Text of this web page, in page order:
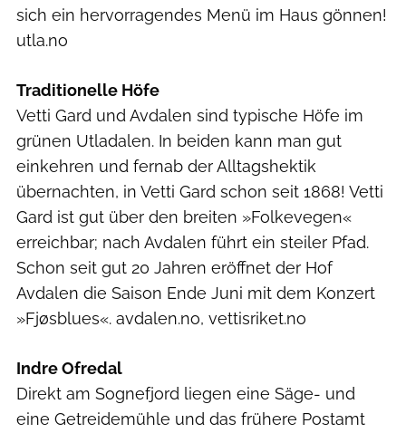
sich ein hervorragendes Menü im Haus gönnen!
utla.no
Traditionelle Höfe
Vetti Gard und Avdalen sind typische Höfe im
grünen Utladalen. In beiden kann man gut
einkehren und fernab der Alltagshektik
übernachten, in Vetti Gard schon seit 1868! Vetti
Gard ist gut über den breiten »Folkevegen«
erreichbar; nach Avdalen führt ein steiler Pfad.
Schon seit gut 20 Jahren eröffnet der Hof
Avdalen die Saison Ende Juni mit dem Konzert
»Fjøsblues«. avdalen.no, vettisriket.no
Indre Ofredal
Direkt am Sognefjord liegen eine Säge- und
eine Getreidemühle und das frühere Postamt